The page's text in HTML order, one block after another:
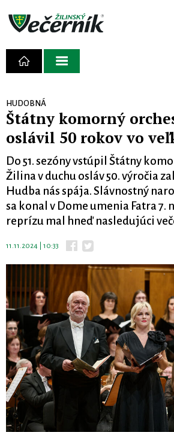
HUDOBNÁ
Štátny komorný
oslávil 50 rokov vo
Do 51. sezóny vstúpil Štátny
Žilina v duchu osláv 50. výročia
Hudba nás spája. Slávnostný
sa konal v Dome umenia Fatra 7.
reprízu mal hneď nasledujúci
11.11.2024 | 10:33